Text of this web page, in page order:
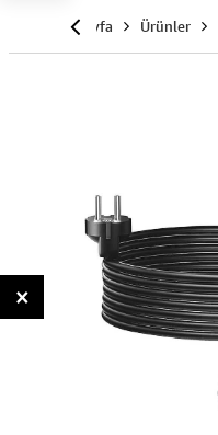
Anasayfa Ürünler
×